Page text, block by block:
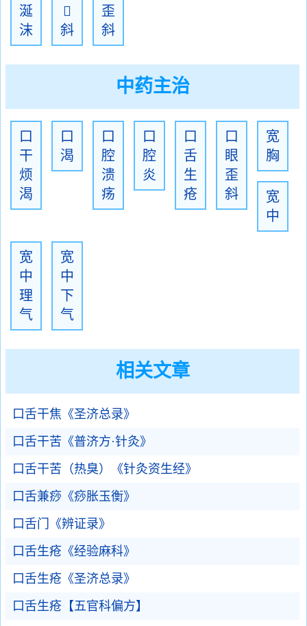
涎
沫

斜
歪
斜
中药主治
口
干
烦
渴
口
渴
口
腔
溃
疡
口
腔
炎
口
舌
生
疮
口
眼
歪
斜
宽
胸
宽
中
宽
中
理
气
宽
中
下
气
相关文章
口舌干焦《圣济总录》
口舌干苦《普济方·针灸》
口舌干苦（热臭）《针灸资生经》
口舌兼痧《痧胀玉衡》
口舌门《辨证录》
口舌生疮《经验麻科》
口舌生疮《圣济总录》
口舌生疮【五官科偏方】